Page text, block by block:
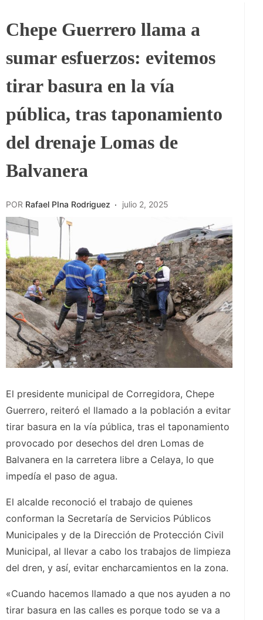
Chepe Guerrero llama a
sumar esfuerzos: evitemos
tirar basura en la vía
pública, tras taponamiento
del drenaje Lomas de
Balvanera
POR Rafael PIna Rodriguez julio 2, 2025
El presidente municipal de Corregidora, Chepe
Guerrero, reiteró el llamado a la población a evitar
tirar basura en la vía pública, tras el taponamiento
provocado por desechos del dren Lomas de
Balvanera en la carretera libre a Celaya, lo que
impedía el paso de agua.
El alcalde reconoció el trabajo de quienes
conforman la Secretaría de Servicios Públicos
Municipales y de la Dirección de Protección Civil
Municipal, al llevar a cabo los trabajos de limpieza
del dren, y así, evitar encharcamientos en la zona.
«Cuando hacemos llamado a que nos ayuden a no
tirar basura en las calles es porque todo se va a